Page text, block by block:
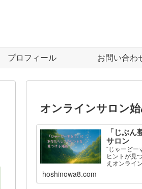
プロフィール お問い合わ
オンラインサロン
「じぶ
サロン
“じゃーどー
ヒントが見
えオンライ
モヤ、あり
ままでいい
「じゃーど
hoshinowa8.com